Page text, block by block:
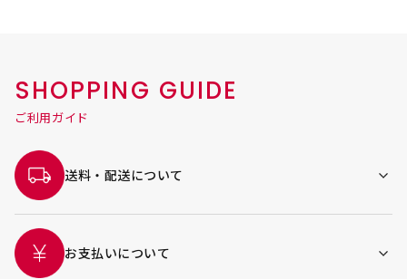
SHOPPING GUIDE
ご利用ガイド
送料・配送について
お支払いについて